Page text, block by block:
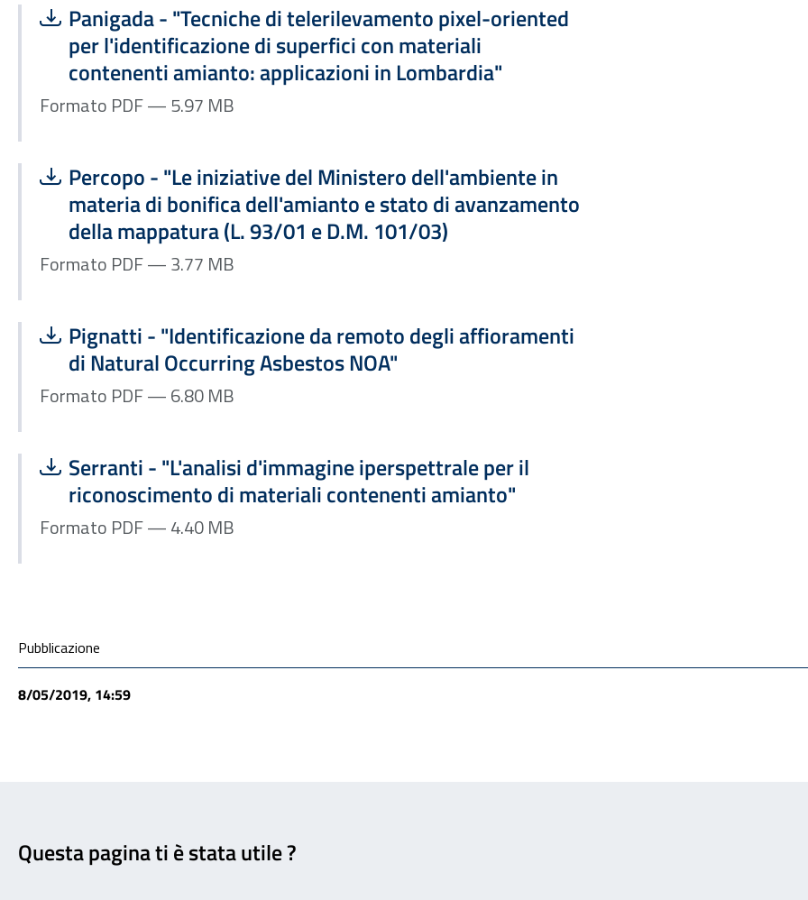
Scarica file:
Panigada - "Tecniche di telerilevamento pixel-oriented
per l'identificazione di superfici con materiali
contenenti amianto: applicazioni in Lombardia"
Formato PDF — Dimensione 5.97 MB
Formato PDF — 5.97 MB
Scarica file:
Percopo - "Le iniziative del Ministero dell'ambiente in
materia di bonifica dell'amianto e stato di avanzamento
della mappatura (L. 93/01 e D.M. 101/03)
Formato PDF — Dimensione 3.77 MB
Formato PDF — 3.77 MB
Scarica file:
Pignatti - "Identificazione da remoto degli affioramenti
di Natural Occurring Asbestos NOA"
Formato PDF — Dimensione 6.80 MB
Formato PDF — 6.80 MB
Scarica file:
Serranti - "L'analisi d'immagine iperspettrale per il
riconoscimento di materiali contenenti amianto"
Formato PDF — Dimensione 4.40 MB
Formato PDF — 4.40 MB
Condivisione social
Pubblicazione
8/05/2019, 14:59
Questa pagina ti è stata utile ?